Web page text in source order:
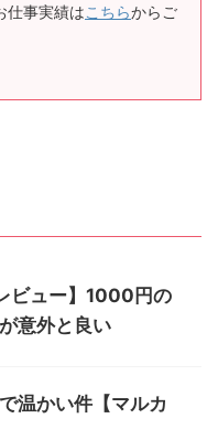
仕事実績はこちらからご
ビュー】1000円の
意外と良い
温かい件【マルカ